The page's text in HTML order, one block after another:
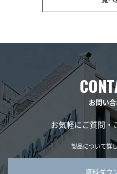
お問い
お気軽にご質問・
製品について詳
資料ダウ